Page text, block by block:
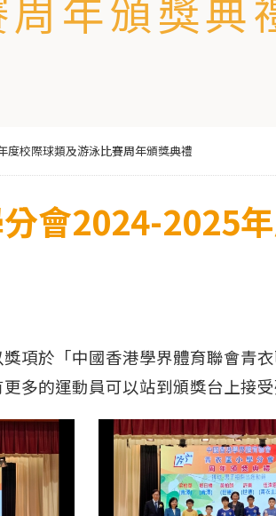
度校際球類及游泳比賽周年頒獎典禮
會2024-2025
項於「中國香港學界體育聯會青
多的運動員可以站到頒獎台上接受